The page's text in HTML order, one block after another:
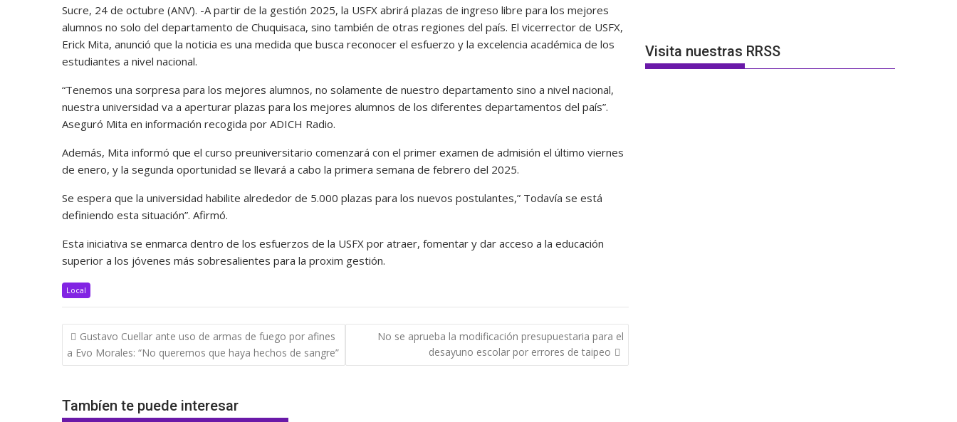
Sucre, 24 de octubre (ANV). -A partir de la gestión 2025, la USFX abrirá plazas de ingreso libre para los mejores
alumnos no solo del departamento de Chuquisaca, sino también de otras regiones del país. El vicerrector de USFX,
Erick Mita, anunció que la noticia es una medida que busca reconocer el esfuerzo y la excelencia académica de los
estudiantes a nivel nacional.
“Tenemos una sorpresa para los mejores alumnos, no solamente de nuestro departamento sino a nivel nacional,
nuestra universidad va a aperturar plazas para los mejores alumnos de los diferentes departamentos del país”.
Aseguró Mita en información recogida por ADICH Radio.
Además, Mita informó que el curso preuniversitario comenzará con el primer examen de admisión el último viernes
de enero, y la segunda oportunidad se llevará a cabo la primera semana de febrero del 2025.
Se espera que la universidad habilite alrededor de 5.000 plazas para los nuevos postulantes,” Todavía se está
definiendo esta situación”. Afirmó.
Esta iniciativa se enmarca dentro de los esfuerzos de la USFX por atraer, fomentar y dar acceso a la educación
superior a los jóvenes más sobresalientes para la proxim gestión.
Local
Navegación
de
entradas
Gustavo Cuellar ante uso de armas de fuego por afines
a Evo Morales: “No queremos que haya hechos de sangre”
No se aprueba la modificación presupuestaria para el
desayuno escolar por errores de taipeo
Tambíen te puede interesar
Visita nuestras RRSS